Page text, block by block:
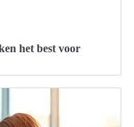
het best voor